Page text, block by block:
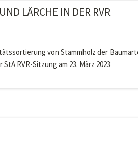
LÄRCHE IN DER RVR
von Stammholz der
RVR-Sitzung am 23. März 2023